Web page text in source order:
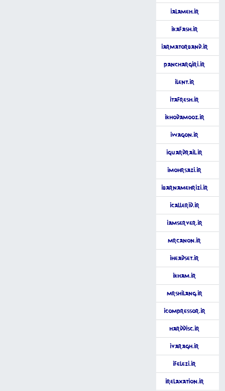
iAlameh.ir
iKafash.ir
iArmatorband.ir
Panchargiri.ir
iLent.ir
iTafresh.ir
iKhodAmooz.ir
iWagon.ir
iGuardrail.ir
iMohrsazi.ir
iBarnamehrizi.ir
iCallerid.ir
iAmServer.ir
MrCanon.ir
iHeadSet.ir
iKham.ir
MrShilang.ir
iCompressor.ir
HardDisc.ir
iVaragh.ir
iFelezi.ir
iRelaxation.ir